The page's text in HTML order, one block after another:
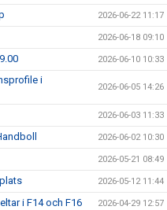
2026-06-22 11:17
2026-06-18 09:10
2026-06-10 10:33
i
2026-06-05 14:26
2026-06-03 11:33
2026-06-02 10:30
2026-05-21 08:49
2026-05-12 11:44
i F14 och F16 2026-04-29 12:57